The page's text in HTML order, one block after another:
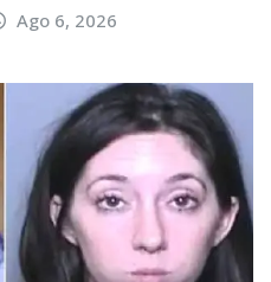
Ago 6, 2026